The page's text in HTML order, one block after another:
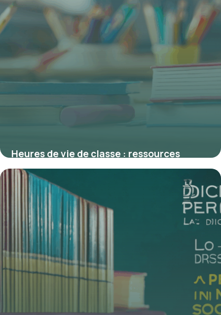
Heures de vie de classe : ressources
essentielles pour une dynamique scolaire
réussie
4 juillet 2025